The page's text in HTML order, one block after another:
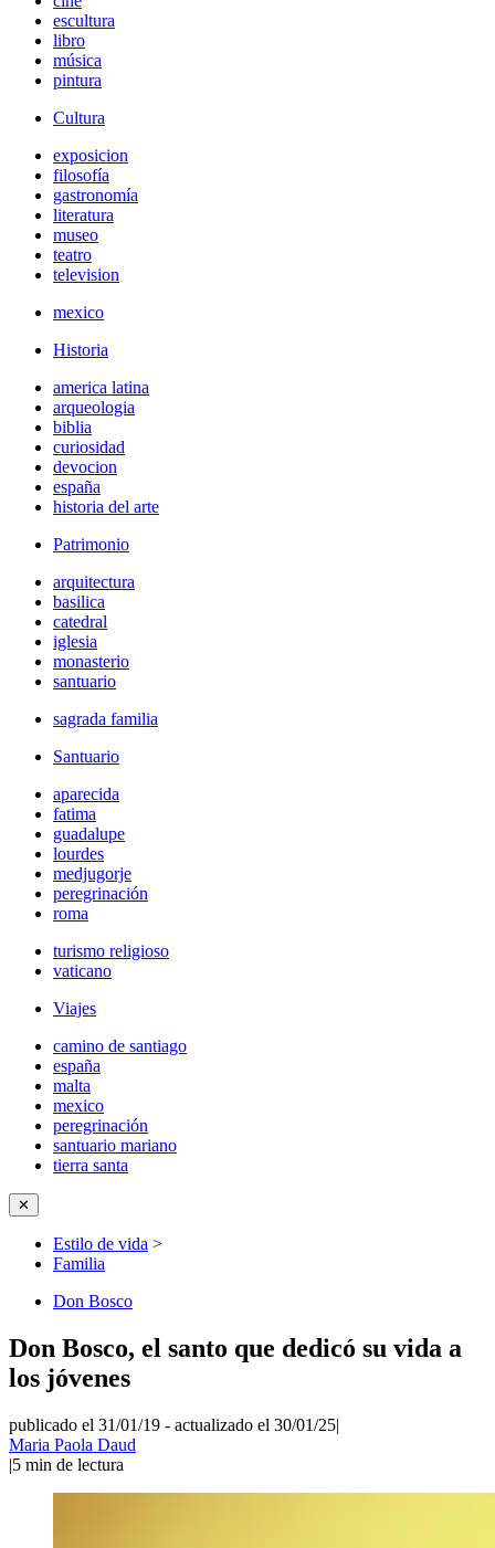
escultura
libro
música
pintura
Cultura
exposicion
filosofía
gastronomía
literatura
museo
teatro
television
mexico
Historia
america latina
arqueologia
biblia
curiosidad
devocion
españa
historia del arte
Patrimonio
arquitectura
basilica
catedral
iglesia
monasterio
santuario
sagrada familia
Santuario
aparecida
fatima
guadalupe
lourdes
medjugorje
peregrinación
roma
turismo religioso
vaticano
Viajes
camino de santiago
españa
malta
mexico
peregrinación
santuario mariano
tierra santa
✕
Estilo de vida >
Familia
Don Bosco
Don Bosco, el santo que dedicó su vida a
los jóvenes
publicado el 31/01/19 - actualizado el 30/01/25|
Maria Paola Daud
|5 min de lectura